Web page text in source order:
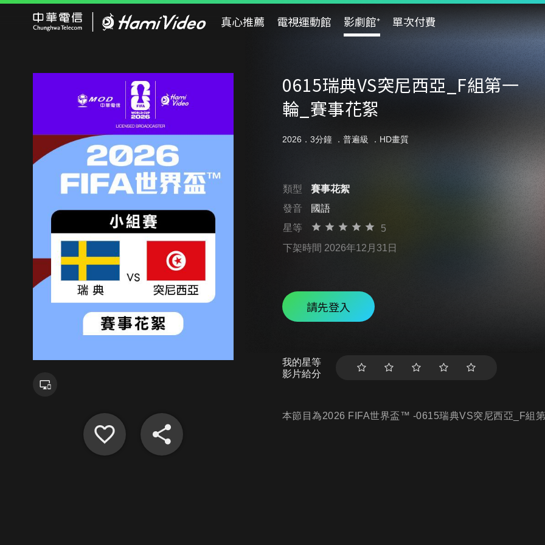
真心推薦 電視運動館 影劇館⁺ 單次付費
0615瑞典VS突尼西亞_F組第一
輪_賽事花絮
2026．3分鐘 ． 普遍級 ．HD畫質
類型
賽事花絮
發音
國語
星等
5
下架時間 2026年12月31日
請先登入
我的星等
影片給分
本節目為2026 FIFA世界盃™ -0615瑞典VS突尼西亞_F組